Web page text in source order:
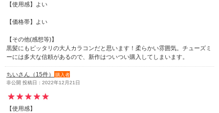
【使用感】よい
【価格帯】よい
【その他(感想等)】
黒髪にもピッタリの大人カラコンだと思います！柔らかい雰囲気。チューズミ
ーには多大な信頼があるので、新作はついつい購入してしまいます。
ちいさん（15件）
購入者
非公開 投稿日：2022年12月21日
【使用感】